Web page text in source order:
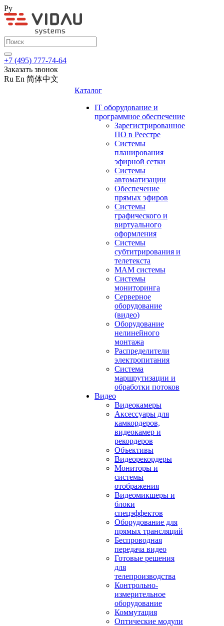
Ру
+7 (495) 777-74-64
Заказать звонок
Ru En 简体中文
Каталог
IT оборудование и
программное обеспечение
Зарегистрированное
ПО в Реестре
Системы
планирования
эфирной сетки
Системы
автоматизации
Обеспечение
прямых эфиров
Системы
графического и
виртуального
оформления
Системы
субтитрирования и
телетекста
MAM системы
Системы
мониторинга
Серверное
оборудование
(видео)
Оборудование
нелинейного
монтажа
Распределители
электропитания
Система
маршрутизации и
обработки потоков
Видео
Видеокамеры
Аксессуары для
камкордеров,
видеокамер и
рекордеров
Объективы
Видеорекордеры
Мониторы и
системы
отображения
Видеомикшеры и
блоки
спецэффектов
Оборудование для
прямых трансляций
Беспроводная
передача видео
Готовые решения
для
телепроизводства
Контрольно-
измерительное
оборудование
Коммутация
Оптические модули